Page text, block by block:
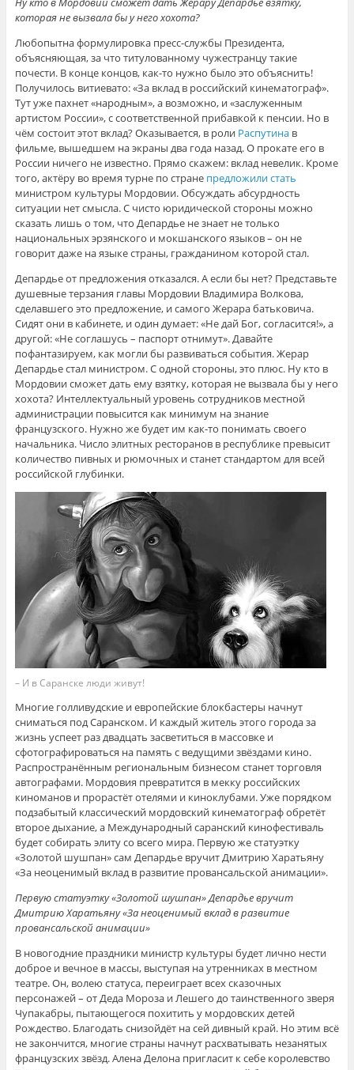
которая не вызвала бы у него хохота?
Любопытна формулировка пресс-службы Президента,
объясняющая, за что титулованному чужестранцу такие
почести. В конце концов, как-то нужно было это объяснить!
Получилось витиевато: «За вклад в российский кинематограф».
Тут уже пахнет «народным», а возможно, и «заслуженным
артистом России», с соответственной прибавкой к пенсии. Но в
чём состоит этот вклад? Оказывается, в роли Распутинав
фильме, вышедшем на экраны два года назад. О прокате его в
России ничего не известно. Прямо скажем: вклад невелик. Кроме
того, актёру во время турне по стране предложили стать
министром культуры Мордовии. Обсуждать абсурдность
ситуации нет смысла. С чисто юридической стороны можно
сказать лишь о том, что Депардье не знает не только
национальных эрзянского и мокшанского языков – он не
говорит даже на языке страны, гражданином которой стал.
Депардье от предложения отказался. А если бы нет? Представьте
душевные терзания главы Мордовии Владимира Волкова,
сделавшего это предложение, и самого Жерара батьковича.
Сидят они в кабинете, и один думает: «Не дай Бог, согласится!», а
другой: «Не соглашусь – паспорт отнимут». Давайте
пофантазируем, как могли бы развиваться события. Жерар
Депардье стал министром. С одной стороны, это плюс. Ну кто в
Мордовии сможет дать ему взятку, которая не вызвала бы у него
хохота? Интеллектуальный уровень сотрудников местной
администрации повысится как минимум на знание
французского. Нужно же будет им как-то понимать своего
начальника. Число элитных ресторанов в республике превысит
количество пивных и рюмочных и станет стандартом для всей
российской глубинки.
– И в Саранске люди живут!
Многие голливудские и европейские блокбастеры начнут
сниматься под Саранском. И каждый житель этого города за
жизнь успеет раз двадцать засветиться в массовке и
сфотографироваться на память с ведущими звёздами кино.
Распространённым региональным бизнесом станет торговля
автографами. Мордовия превратится в мекку российских
киноманов и прорастёт отелями и киноклубами. Уже порядком
подзабытый классический мордовский кинематограф обретёт
второе дыхание, а Международный саранский кинофестиваль
будет собирать элиту со всего мира. Первую же статуэтку
«Золотой шушпан» сам Депардье вручит Дмитрию Харатьяну
«За неоценимый вклад в развитие провансальской анимации».
Первую статуэтку «Золотой шушпан» Депардье вручит
Дмитрию Харатьяну «За неоценимый вклад в развитие
провансальской анимации»
В новогодние праздники министр культуры будет лично нести
доброе и вечное в массы, выступая на утренниках в местном
театре. Он, волею статуса, переиграет всех сказочных
персонажей – от Деда Мороза и Лешего до таинственного зверя
Чупакабры, пытающегося похитить у мордовских детей
Рождество. Благодать снизойдёт на сей дивный край. Но этим всё
не закончится, многие страны начнут расхватывать незанятых
французских звёзд. Алена Делона пригласит к себе королевство